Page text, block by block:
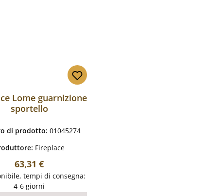
Lome guarnizione
sportello
di prodotto:01045274
Fireplace
Prezzo normale:
63,31 €
tempi di consegna:
4-6 giorni